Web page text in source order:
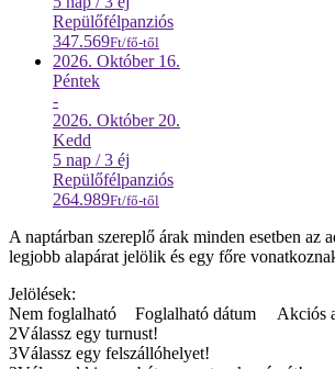
Repülőfélpanziós
347.569Ft/fő-től
2026. Október 16.
Péntek
-
2026. Október 20.
Kedd
5 nap / 3 éj
Repülőfélpanziós
264.989Ft/fő-től
A naptárban szereplő árak minden esetben az
legjobb alapárat jelölik és egy főre
Jelölések:
Nem foglalható
Foglalható dátum Akciós
2Válassz egy turnust!
3Válassz egy felszállóhelyet!